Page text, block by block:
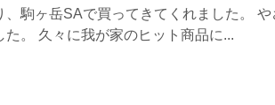
、駒ヶ岳SAで買ってきてくれました。
た。 久々に我が家のヒット商品に...